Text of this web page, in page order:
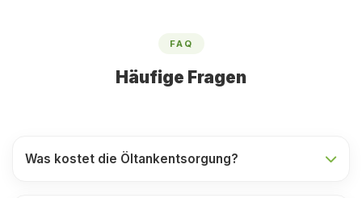
FAQ
Häufige Fragen
Was kostet die Öltankentsorgung?